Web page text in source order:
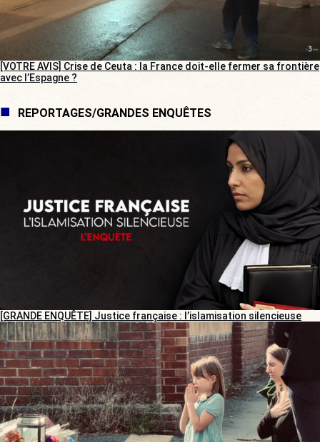
[VOTRE AVIS] Crise de Ceuta : la France doit-elle fermer sa frontière
avec l’Espagne ?
REPORTAGES/GRANDES ENQUÊTES
[GRANDE ENQUÊTE] Justice française : l’islamisation silencieuse